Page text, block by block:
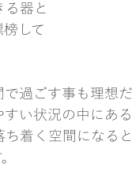
器と
して
過ごす事も理想
い状況の中にあ
着く空間になる